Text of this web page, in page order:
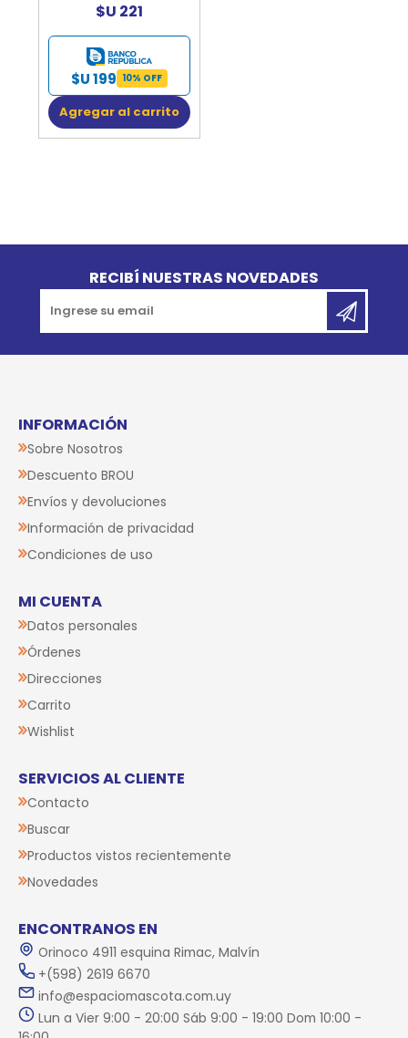
$U 221
$U 199 10% OFF
Agregar al carrito
RECIBÍ NUESTRAS NOVEDADES
INFORMACIÓN
Sobre Nosotros
Descuento BROU
Envíos y devoluciones
Información de privacidad
Condiciones de uso
MI CUENTA
Datos personales
Órdenes
Direcciones
Carrito
Wishlist
SERVICIOS AL CLIENTE
Contacto
Buscar
Productos vistos recientemente
Novedades
ENCONTRANOS EN
Orinoco 4911 esquina Rimac, Malvín
+(598) 2619 6670
info@espaciomascota.com.uy
Lun a Vier 9:00 - 20:00 Sáb 9:00 - 19:00 Dom 10:00 -